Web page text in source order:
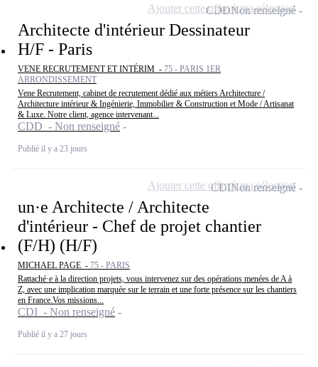
Architecte d'intérieur Dessinateur
H/F - Paris
VENE RECRUTEMENT ET INTÉRIM - 75 - PARIS 1ER
ARRONDISSEMENT
Vene Recrutement, cabinet de recrutement dédié aux métiers Architecture /
Architecture intérieur & Ingénierie, Immobilier & Construction et Mode / Artisanat
& Luxe. Notre client, agence intervenant...
CDD - Non renseigné
Publié il y a 23 jours
CDDNon renseigné
Ajouter cette offre à ma sélection
un·e Architecte / Architecte
d'intérieur - Chef de projet chantier
(F/H) (H/F)
MICHAEL PAGE - 75 - PARIS
Rattaché·e à la direction projets, vous intervenez sur des opérations menées de A à
Z, avec une implication marquée sur le terrain et une forte présence sur les chantiers
en France.Vos missions...
CDI - Non renseigné
Publié il y a 27 jours
CDINon renseigné
Ajouter cette offre à ma sélection